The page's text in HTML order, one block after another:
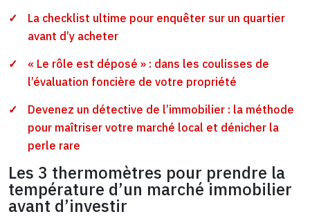
La checklist ultime pour enquêter sur un quartier
avant d’y acheter
« Le rôle est déposé » : dans les coulisses de
l’évaluation foncière de votre propriété
Devenez un détective de l’immobilier : la méthode
pour maîtriser votre marché local et dénicher la
perle rare
Les 3 thermomètres pour prendre la
température d’un marché immobilier
avant d’investir